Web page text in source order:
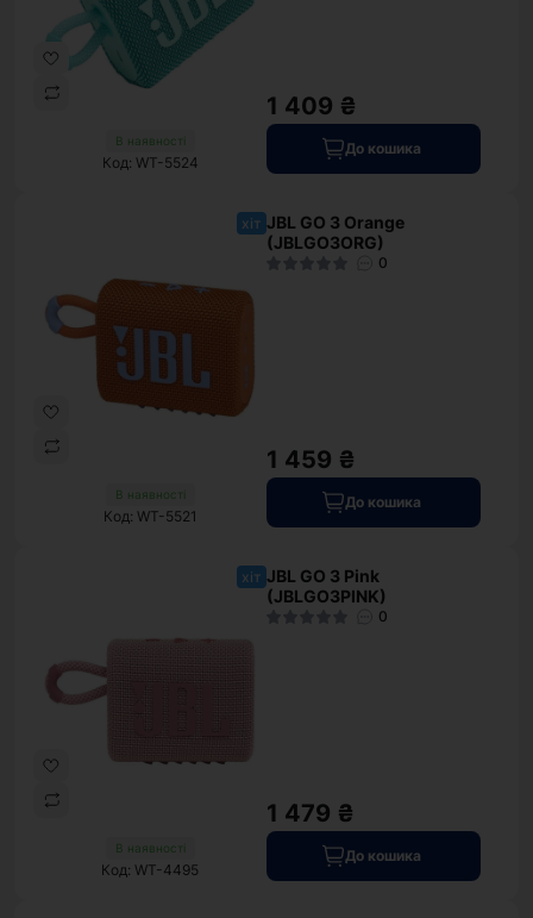
В наявності
Код: WT-5524
1 409 ₴
До кошика
хіт
В наявності
Код: WT-5521
JBL GO 3 Orange
(JBLGO3ORG)
0
1 459 ₴
До кошика
хіт
В наявності
Код: WT-4495
JBL GO 3 Pink
(JBLGO3PINK)
0
1 479 ₴
До кошика